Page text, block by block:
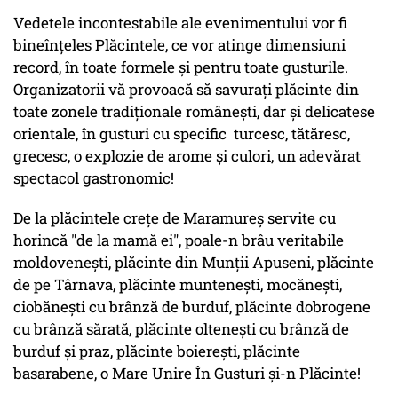
Vedetele incontestabile ale evenimentului vor fi
bineînţeles Plăcintele, ce vor atinge dimensiuni
record, în toate formele şi pentru toate gusturile.
Organizatorii vă provoacă să savuraţi plăcinte din
toate zonele tradiţionale româneşti, dar şi delicatese
orientale, în gusturi cu specific turcesc, tătăresc,
grecesc, o explozie de arome şi culori, un adevărat
spectacol gastronomic!
De la plăcintele creţe de Maramureş servite cu
horincă "de la mamă ei", poale-n brâu veritabile
moldoveneşti, plăcinte din Munţii Apuseni, plăcinte
de pe Târnava, plăcinte munteneşti, mocănești,
ciobăneşti cu brânză de burduf, plăcinte dobrogene
cu brânză sărată, plăcinte olteneşti cu brânză de
burduf şi praz, plăcinte boiereşti, plăcinte
basarabene, o Mare Unire În Gusturi şi-n Plăcinte!